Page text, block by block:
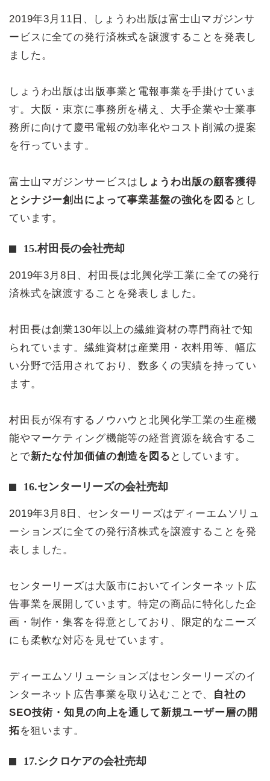
2019年3月11日、しょうわ出版は富士山マガジンサ
ービスに全ての発行済株式を譲渡することを発表し
ました。
しょうわ出版は出版事業と電報事業を手掛けていま
す。大阪・東京に事務所を構え、大手企業や士業事
務所に向けて慶弔電報の効率化やコスト削減の提案
を行っています。
富士山マガジンサービスは しょうわ出版の顧客獲得
とシナジー創出によって事業基盤の強化を図る とし
ています。
15.村田長の会社売却
2019年3月8日、村田長は北興化学工業に全ての発行
済株式を譲渡することを発表しました。
村田長は創業130年以上の繊維資材の専門商社で知
られています。繊維資材は産業用・衣料用等、幅広
い分野で活用されており、数多くの実績を持ってい
ます。
村田長が保有するノウハウと北興化学工業の生産機
能やマーケティング機能等の経営資源を統合するこ
とで新たな付加価値の創造を図る としています。
16.センターリーズの会社売却
2019年3月8日、センターリーズはディーエムソリュ
ーションズに全ての発行済株式を譲渡することを発
表しました。
センターリーズは大阪市においてインターネット広
告事業を展開しています。特定の商品に特化した企
画・制作・集客を得意としており、限定的なニーズ
にも柔軟な対応を見せています。
ディーエムソリューションズはセンターリーズのイ
ンターネット広告事業を取り込むことで、 自社の
SEO技術・知見の向上を通して新規ユーザー層の開
拓を狙います。
17.シクロケアの会社売却